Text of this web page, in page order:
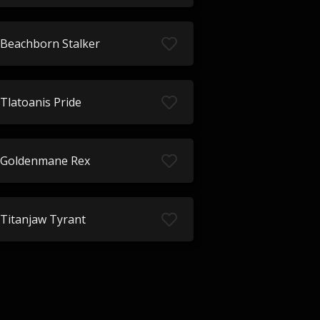
Beachborn Stalker
Tlatoanis Pride
Goldenmane Rex
Titanjaw Tyrant